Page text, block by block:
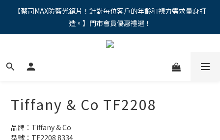
"馬年新章續寫，視界品味進階，限時禮遇 9 折無上限，12期分期
免手續費。。
【蔡司MAX防藍光鏡片！針對每位客戶的年齡和視力需求量身打
造。】門市會員優惠禮遇！
"馬年新章續寫，視界品味進階，限時禮遇 9 折無上限，12期分期
Tiffany & Co TF2208
品牌：Tiffany & Co
型號：TF2208 8334